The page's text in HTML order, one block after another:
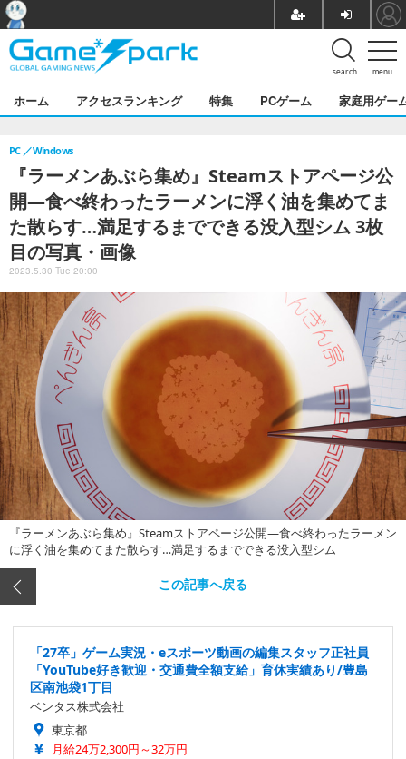
menu
search
ホーム アクセスランキング 特集 PCゲーム 家庭用ゲー
『ラーメンあぶら集め』Steamストアページ公
開―食べ終わったラーメンに浮く油を集めてま
た散らす…満足するまでできる没入型シム 3枚
目の写真・画像
PC Windows
2023.5.30 Tue 20:00
『ラーメンあぶら集め』Steamストアページ公開―食べ終わったラーメン
に浮く油を集めてまた散らす…満足するまでできる没入型シム
この記事へ戻る
「27卒」ゲーム実況・eスポーツ動画の編集スタッフ正社員
「YouTube好き歓迎・交通費全額支給」育休実績あり/豊島
区南池袋1丁目
ベンタス株式会社
東京都
月給24万2,300円～32万円